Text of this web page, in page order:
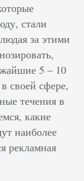
стали
за этими
5 – 10
своей сфере,
течения в
какие
наиболее
рекламная